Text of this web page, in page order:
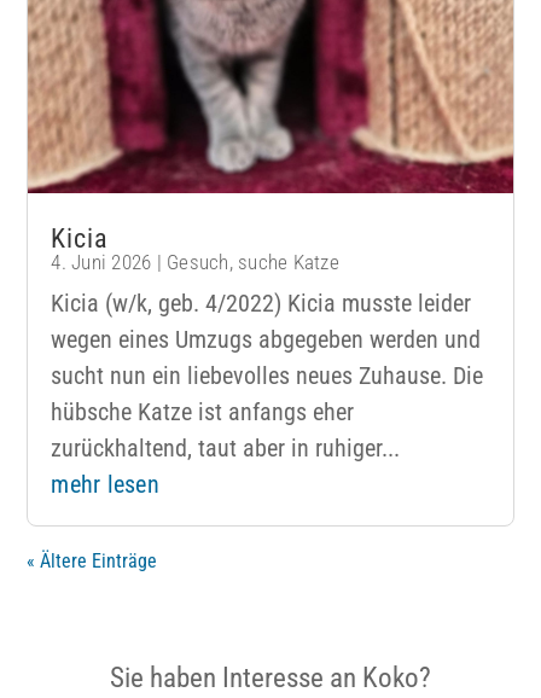
Kicia
4. Juni 2026 | Gesuch, suche Katze
Kicia (w/k, geb. 4/2022) Kicia musste leider
wegen eines Umzugs abgegeben werden und
sucht nun ein liebevolles neues Zuhause. Die
hübsche Katze ist anfangs eher
zurückhaltend, taut aber in ruhiger...
mehr lesen
« Ältere Einträge
Sie haben Interesse an Koko?